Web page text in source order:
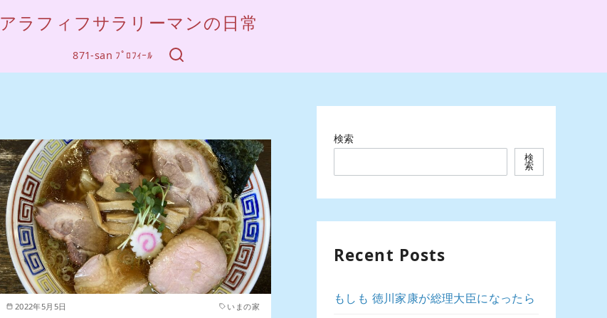
アラフィフサラリーマンの日常
871-san ﾌﾟﾛﾌｨｰﾙ
2022年5月5日 いまの家
検索
検
索
Recent Posts
もしも 徳川家康が総理大臣になったら